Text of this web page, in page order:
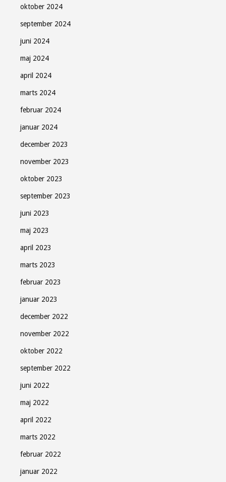
oktober 2024
september 2024
juni 2024
maj 2024
april 2024
marts 2024
februar 2024
januar 2024
december 2023
november 2023
oktober 2023
september 2023
juni 2023
maj 2023
april 2023
marts 2023
februar 2023
januar 2023
december 2022
november 2022
oktober 2022
september 2022
juni 2022
maj 2022
april 2022
marts 2022
februar 2022
januar 2022